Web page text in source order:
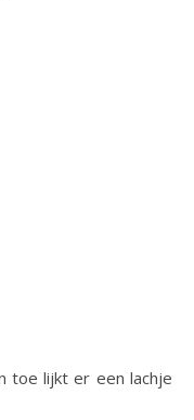
toe lijkt er een lachje